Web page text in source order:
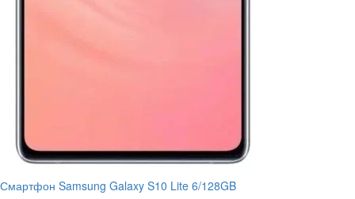
Смартфон Samsung Galaxy S10 Lite 6/128GB